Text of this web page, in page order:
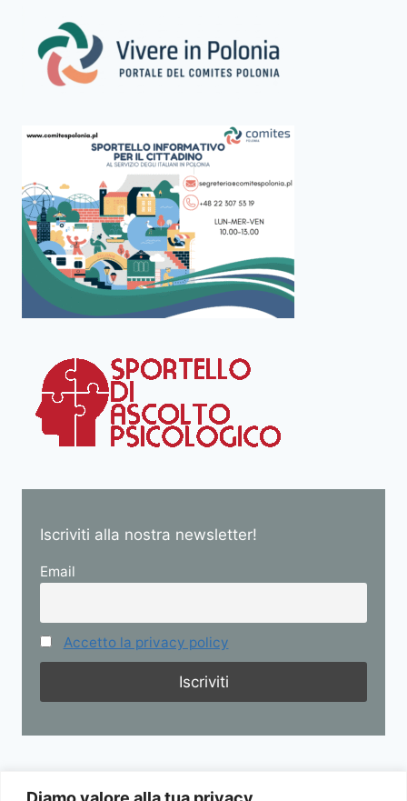
Iscriviti alla nostra newsletter!
Email
Accetto la privacy policy